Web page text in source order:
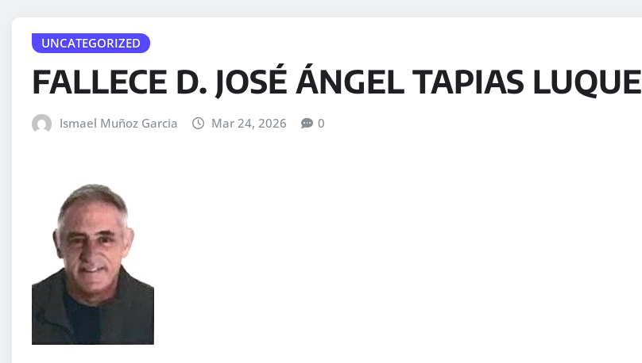
UNCATEGORIZED
FALLECE D. JOSÉ ÁNGEL TAPIAS LUQUE
Ismael Muñoz Garcia Mar 24, 2026 0